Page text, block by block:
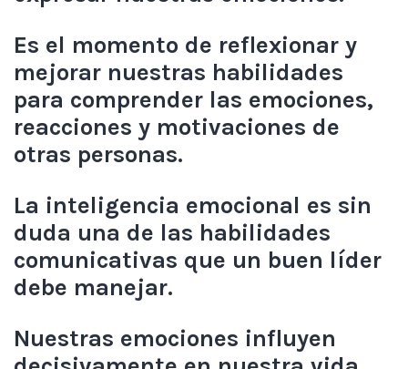
Es el momento de reflexionar y
mejorar nuestras habilidades
para comprender las emociones,
reacciones y motivaciones de
otras personas.
La inteligencia emocional es sin
duda una de las habilidades
comunicativas que un buen líder
debe manejar.
Nuestras emociones influyen